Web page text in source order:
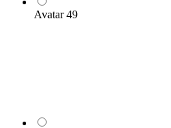
Avatar 49